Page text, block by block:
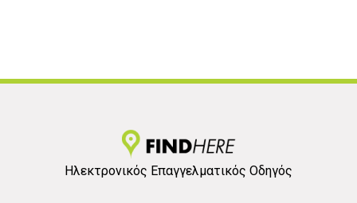
Ηλεκτρονικός Επαγγελματικός Οδηγός